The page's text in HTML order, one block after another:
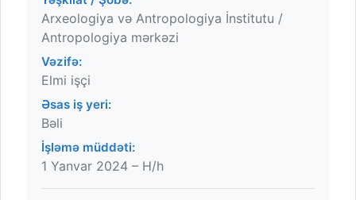
Arxeologiya və Antropologiya İnstitutu /
Antropologiya mərkəzi
Vəzifə:
Elmi işçi
Əsas iş yeri:
Bəli
İşləmə müddəti:
1 Yanvar 2024 – H/h